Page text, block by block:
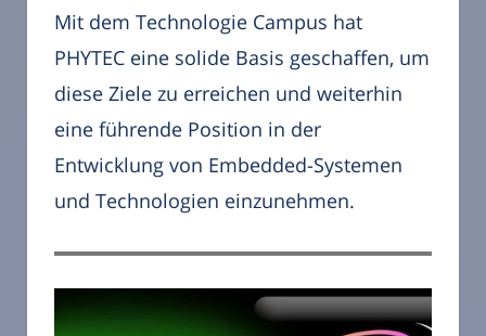
Mit dem Technologie Campus hat
PHYTEC eine solide Basis geschaffen, um
diese Ziele zu erreichen und weiterhin
eine führende Position in der
Entwicklung von Embedded-Systemen
und Technologien einzunehmen.